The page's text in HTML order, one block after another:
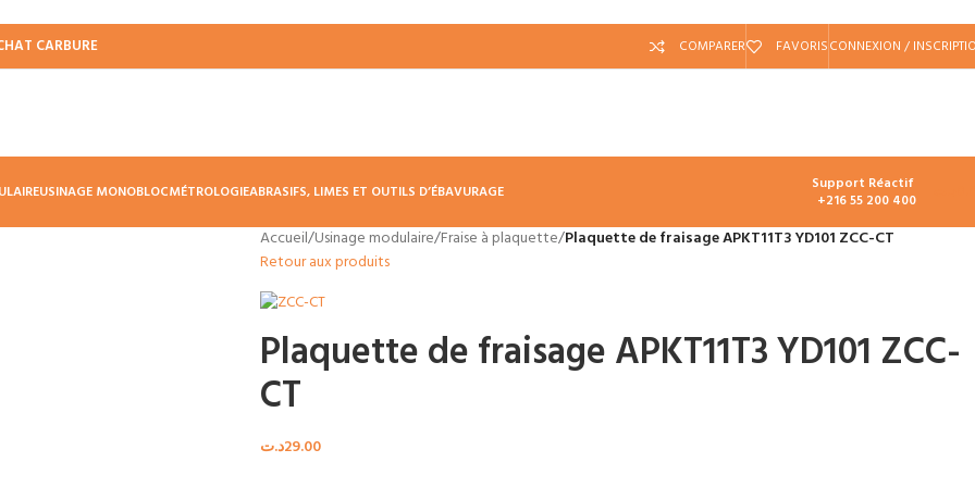
CARBURE COMPARER FAVORISCONNEXION /
USINAGE MONOBLOCMÉTROLOGIEABRASIFS, LIMES ET OUTILS D’ÉBAVURAGE
Support Réactif
+216 55 200 400
Accueil/Usinage modulaire/Fraise à plaquette/Plaquette de fraisage APKT11T3 YD101 ZCC-CT
Retour aux produits
Plaquette de fraisage APKT11T3 YD101 ZCC-
CT
29.00د.ت